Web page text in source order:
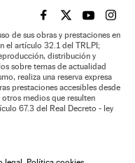
EL PAÍS BRASIL EN
EL PAÍSEL PAÍS
EL
de sus obras y prestaciones en
el artículo 32.1 del TRLPI;
distribución y
sobre temas de actualidad
realiza una reserva expresa
prestaciones accesibles desde
medios que resulten
67.3 del Real Decreto - ley